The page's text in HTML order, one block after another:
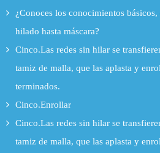
¿Conoces los conocimientos
hilado hasta máscara?
Cinco.Las redes sin hilar se
tamiz de malla, que las aplasta y
terminados.
Cinco.Enrollar
Cinco.Las redes sin hilar se
tamiz de malla, que las aplasta y